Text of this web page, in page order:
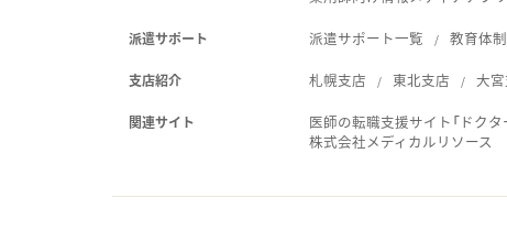
派遣サポート 派遣サポート一覧 教育体制
支店紹介 札幌支店 東北支店 大
関連サイト 医師の転職支援サイト「ドクタ
株式会社メディカルリソース